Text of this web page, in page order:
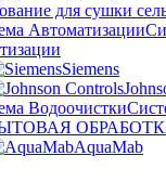
для сушки
Siemens
AquaMab